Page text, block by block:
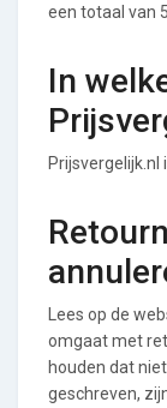
een totaal van 5.
In
Prijsvergelijk.nl
Lees op de
omgaat met
houden dat
geschreven,